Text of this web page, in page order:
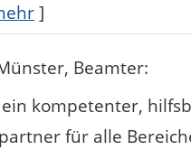
]
, Beamter:
kompetenter,
für alle